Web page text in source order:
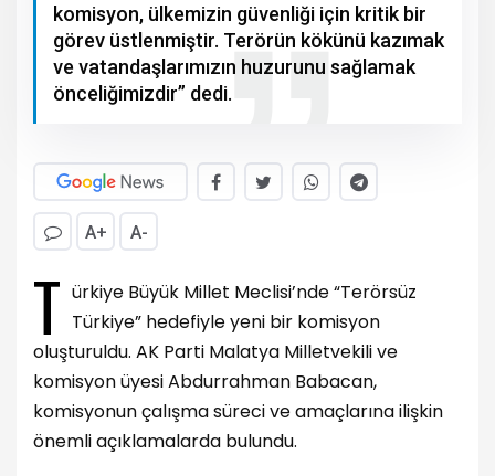
komisyon, ülkemizin güvenliği için kritik bir
görev üstlenmiştir. Terörün kökünü kazımak
ve vatandaşlarımızın huzurunu sağlamak
önceliğimizdir” dedi.
A+ A-
T ürkiye Büyük Millet Meclisi’nde “Terörsüz
Türkiye” hedefiyle yeni bir komisyon
oluşturuldu. AK Parti Malatya Milletvekili ve
komisyon üyesi Abdurrahman Babacan,
komisyonun çalışma süreci ve amaçlarına ilişkin
önemli açıklamalarda bulundu.